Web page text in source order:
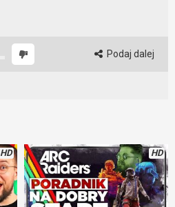
Podaj dalej
HD HD